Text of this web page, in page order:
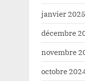
janvier 2025
décembre
novembre
octobre